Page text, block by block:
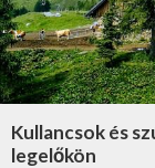
Kullancsok és
legelőkön